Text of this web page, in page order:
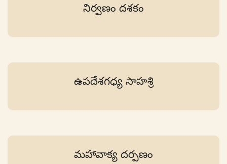
నిర్వణం దశకం
ఉపదేశగధ్య సాహశ్రి
మహావాక్య దర్పణం